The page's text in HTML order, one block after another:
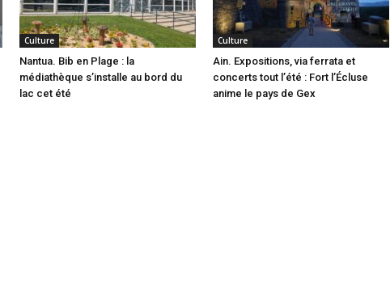
Culture
Nantua. Bib en Plage : la
médiathèque s’installe au bord du
lac cet été
Culture
Ain. Expositions, via ferrata et
concerts tout l’été : Fort l’Écluse
anime le pays de Gex